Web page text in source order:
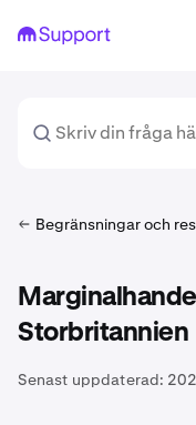
Begränsningar och
Storbritannien
Senast uppdaterad: